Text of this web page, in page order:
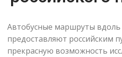
Автобусные маршруты
предоставляют российским
прекрасную возможность